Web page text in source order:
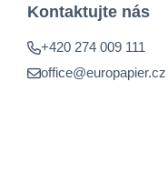
Kontaktujte nás
+420 274 009 111
office@europapier.cz